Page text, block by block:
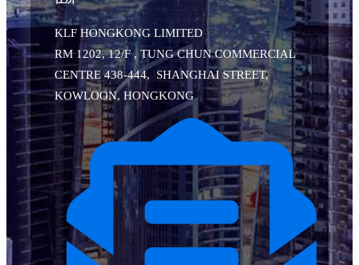
KLF HONGKONG LIMITED
RM 1202, 12/F , TUNG CHUN COMMERCIAL
CENTRE 438-444, SHANGHAI STREET,
KOWLOON, HONGKONG